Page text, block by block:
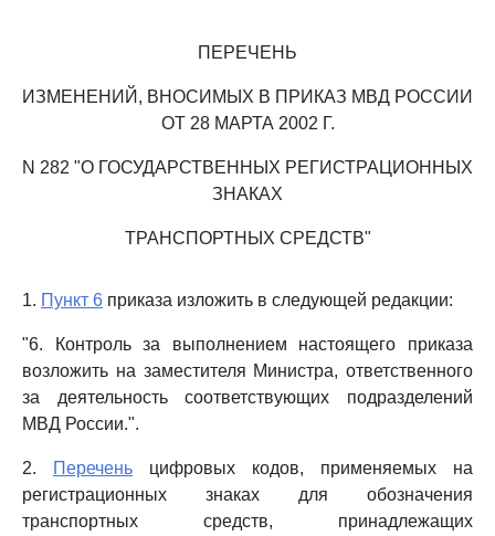
ПЕРЕЧЕНЬ
ИЗМЕНЕНИЙ, ВНОСИМЫХ В ПРИКАЗ МВД РОССИИ
ОТ 28 МАРТА 2002 Г.
N 282 "О ГОСУДАРСТВЕННЫХ РЕГИСТРАЦИОННЫХ
ЗНАКАХ
ТРАНСПОРТНЫХ СРЕДСТВ"
1. Пункт 6 приказа изложить в следующей редакции:
"6. Контроль за выполнением настоящего приказа
возложить на заместителя Министра, ответственного
за деятельность соответствующих подразделений
МВД России.".
2. Перечень цифровых кодов, применяемых на
регистрационных знаках для обозначения
транспортных средств, принадлежащих